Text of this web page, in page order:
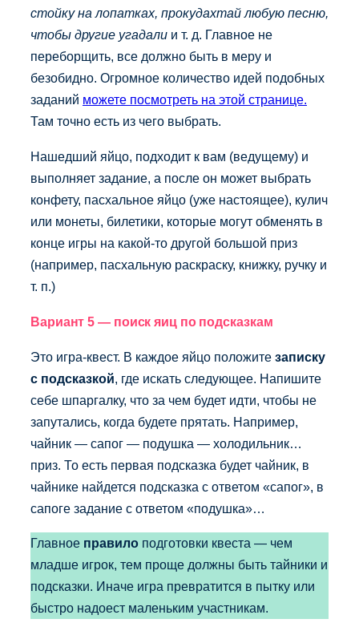
стойку на лопатках, прокудахтай любую песню,
чтобы другие угадали и т. д. Главное не
переборщить, все должно быть в меру и
безобидно. Огромное количество идей подобных
заданий можете посмотреть на этой странице.
Там точно есть из чего выбрать.
Нашедший яйцо, подходит к вам (ведущему) и
выполняет задание, а после он может выбрать
конфету, пасхальное яйцо (уже настоящее), кулич
или монеты, билетики, которые могут обменять в
конце игры на какой-то другой большой приз
(например, пасхальную раскраску, книжку, ручку и
т. п.)
Вариант 5 — поиск яиц по подсказкам
Это игра-квест. В каждое яйцо положите записку
с подсказкой, где искать следующее. Напишите
себе шпаргалку, что за чем будет идти, чтобы не
запутались, когда будете прятать. Например,
чайник — сапог — подушка — холодильник…
приз. То есть первая подсказка будет чайник, в
чайнике найдется подсказка с ответом «сапог», в
сапоге задание с ответом «подушка»…
Главное правило подготовки квеста — чем
младше игрок, тем проще должны быть тайники и
подсказки. Иначе игра превратится в пытку или
быстро надоест маленьким участникам.